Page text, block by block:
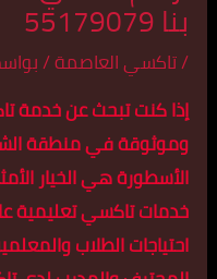
بنا 55179079
/تاكسي العاصمة/
إذا كنت تبحث عن خدمة
وموثوقة في منطقة
الأسطورة هي الخيار
خدمات تاكسي تعليمية
احتياجات الطلاب